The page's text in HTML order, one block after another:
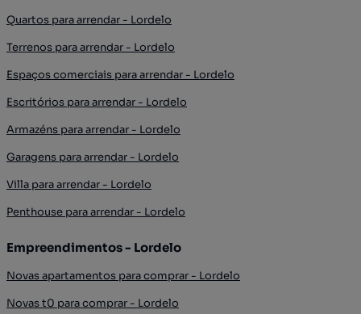
Quartos para arrendar - Lordelo
Terrenos para arrendar - Lordelo
Espaços comerciais para arrendar - Lordelo
Escritórios para arrendar - Lordelo
Armazéns para arrendar - Lordelo
Garagens para arrendar - Lordelo
Villa para arrendar - Lordelo
Penthouse para arrendar - Lordelo
Empreendimentos - Lordelo
Novas apartamentos para comprar - Lordelo
Novas t0 para comprar - Lordelo